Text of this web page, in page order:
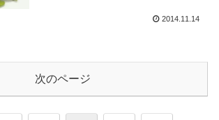
2014.11.14
次のページ